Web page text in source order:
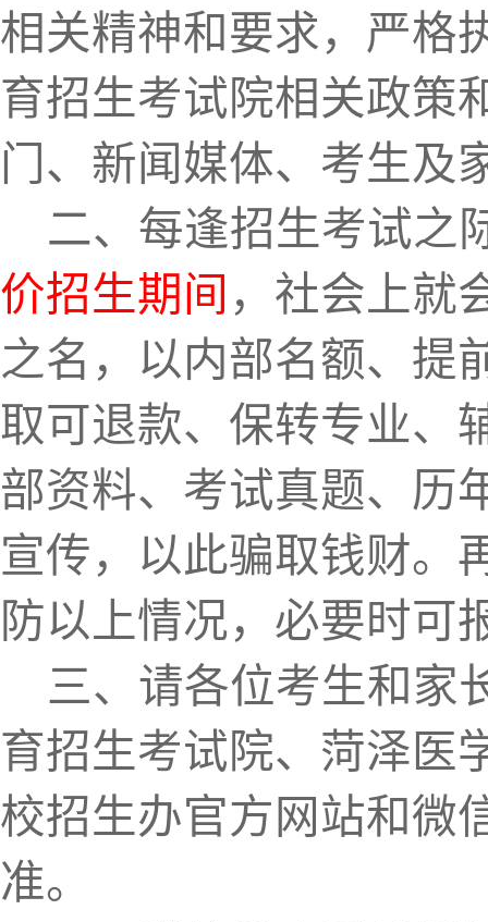
相关精神和要求，严格
育招生考试院相关政策
门、新闻媒体、考生及
二、 每逢招生考试之
价招生期间 ，社会上就
之名，以内部名额、 提
取可退款、保转专业、
部资料、考试真题、历
宣传，以此骗取钱财。
防以上情况，必要时可
三、请各位考生和 家
育招生考试院、 菏泽医
校招生办官方网站和微
准。